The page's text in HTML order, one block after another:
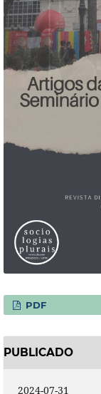
PDF
PUBLICADO
2024-07-31